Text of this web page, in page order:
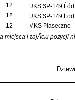
12
UKS SP-149
12
UKS SP-149
12
MKS Piaseczno
miejsca i zajÄciu pozycji